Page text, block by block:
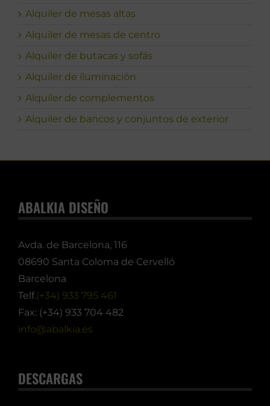
Alquiler de mesas altas
Alquiler de mesas de centro
Alquiler de butacas y sofás
Alquiler de iluminación
Alquiler de complementos
Alquiler de bancos y conjuntos de exterior
ABALKIA DISEÑO
Avda. de Barcelona, 116
08690 Santa Coloma de Cervelló
Barcelona
Telf. (+34) 933 795 461
Fax: (+34) 933 704 482
info@abalkia.es
DESCARGAS